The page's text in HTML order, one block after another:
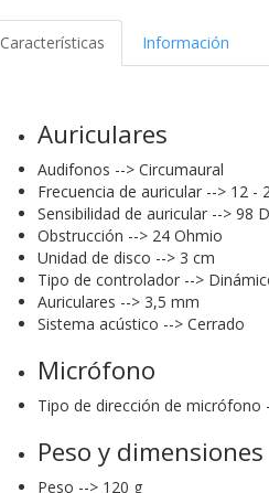
Características Información
Auriculares
Audifonos --> Circumaural
Frecuencia de auricular --> 12 -
Sensibilidad de auricular --> 98
Obstrucción --> 24 Ohmio
Unidad de disco --> 3 cm
Tipo de controlador -->
Auriculares --> 3,5 mm
Sistema acústico --> Cerrado
Micrófono
Tipo de dirección de micrófono
Peso y dimensiones
Peso --> 120 g